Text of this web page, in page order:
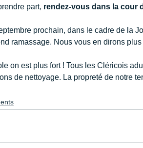
part, rendez-vous dans la cour
prochain, dans le cadre de la
ramassage. Nous vous en dirons
on est plus fort ! Tous les Cléricois
de nettoyage. La propreté de notre